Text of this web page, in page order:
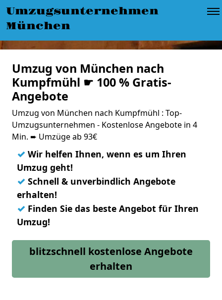
Umzugsunternehmen
München
Umzug von München nach
Kumpfmühl ☛ 100 % Gratis-
Angebote
Umzug von München nach Kumpfmühl : Top-
Umzugsunternehmen - Kostenlose Angebote in 4
Min. ➨ Umzüge ab 93€
✓ Wir helfen Ihnen, wenn es um Ihren
Umzug geht!
✓ Schnell & unverbindlich Angebote
erhalten!
✓ Finden Sie das beste Angebot für Ihren
Umzug!
blitzschnell kostenlose Angebote
erhalten